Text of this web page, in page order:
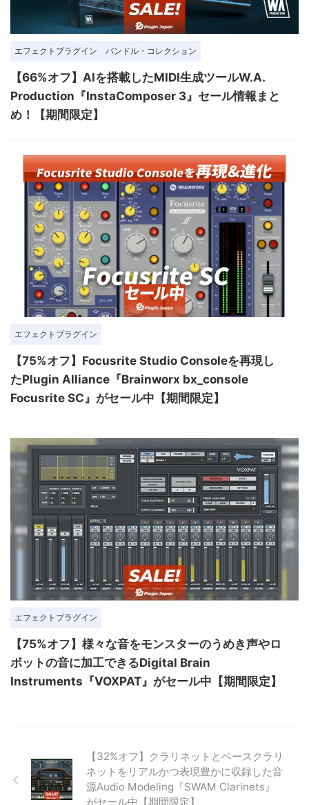
エフェクトプラグイン バンドル・コレクション
【66%オフ】AIを搭載したMIDI生成ツールW.A.
Production『InstaComposer 3』セール情報まと
め！【期間限定】
エフェクトプラグイン
【75%オフ】Focusrite Studio Consoleを再現し
たPlugin Alliance『Brainworx bx_console
Focusrite SC』がセール中【期間限定】
エフェクトプラグイン
【75%オフ】様々な音をモンスターのうめき声やロ
ボットの音に加工できるDigital Brain
Instruments『VOXPAT』がセール中【期間限定】
【32%オフ】クラリネットとベースクラリ
ネットをリアルかつ表現豊かに収録した音
源Audio Modeling『SWAM Clarinets』
がセール中【期間限定】